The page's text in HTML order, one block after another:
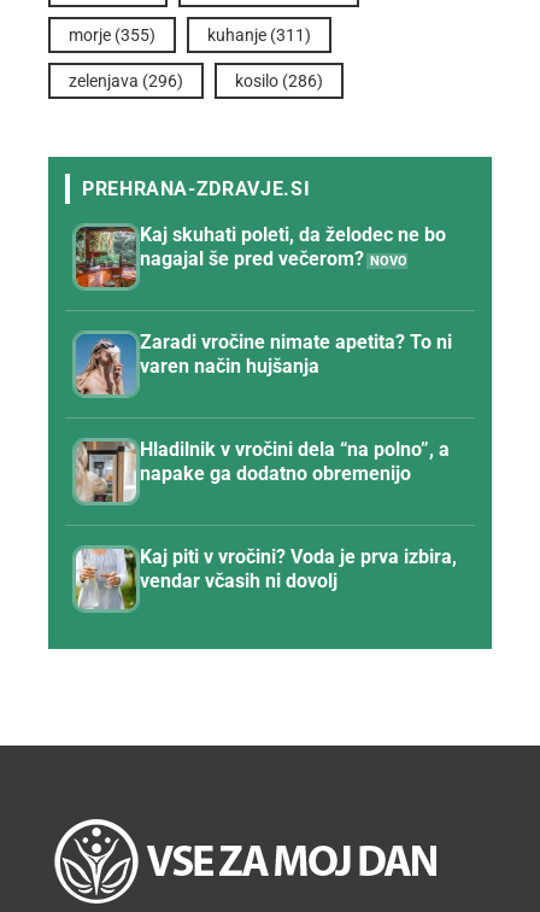
morje (355) kuhanje (311)
zelenjava (296) kosilo (286)
Kaj skuhati poleti, da želodec ne bo
nagajal še pred večerom?
Zaradi vročine nimate apetita? To ni
varen način hujšanja
Hladilnik v vročini dela “na polno”, a
napake ga dodatno obremenijo
Kaj piti v vročini? Voda je prva izbira,
vendar včasih ni dovolj